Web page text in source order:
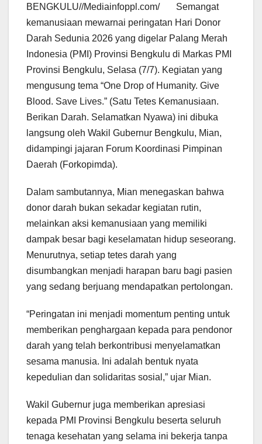
BENGKULU//Mediainfoppl.com/ Semangat
kemanusiaan mewarnai peringatan Hari Donor
Darah Sedunia 2026 yang digelar Palang Merah
Indonesia (PMI) Provinsi Bengkulu di Markas PMI
Provinsi Bengkulu, Selasa (7/7). Kegiatan yang
mengusung tema “One Drop of Humanity. Give
Blood. Save Lives.” (Satu Tetes Kemanusiaan.
Berikan Darah. Selamatkan Nyawa) ini dibuka
langsung oleh Wakil Gubernur Bengkulu, Mian,
didampingi jajaran Forum Koordinasi Pimpinan
Daerah (Forkopimda).
Dalam sambutannya, Mian menegaskan bahwa
donor darah bukan sekadar kegiatan rutin,
melainkan aksi kemanusiaan yang memiliki
dampak besar bagi keselamatan hidup seseorang.
Menurutnya, setiap tetes darah yang
disumbangkan menjadi harapan baru bagi pasien
yang sedang berjuang mendapatkan pertolongan.
“Peringatan ini menjadi momentum penting untuk
memberikan penghargaan kepada para pendonor
darah yang telah berkontribusi menyelamatkan
sesama manusia. Ini adalah bentuk nyata
kepedulian dan solidaritas sosial,” ujar Mian.
Wakil Gubernur juga memberikan apresiasi
kepada PMI Provinsi Bengkulu beserta seluruh
tenaga kesehatan yang selama ini bekerja tanpa